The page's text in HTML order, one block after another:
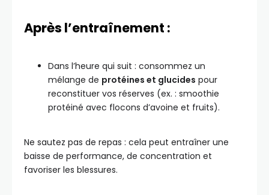
Après l’entraînement :
Dans l’heure qui suit : consommez un
mélange de protéines et glucides pour
reconstituer vos réserves (ex. : smoothie
protéiné avec flocons d’avoine et fruits).
Ne sautez pas de repas : cela peut entraîner une
baisse de performance, de concentration et
favoriser les blessures.